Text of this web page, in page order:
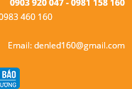
0903 920 047 - 0981 158 160
460 160
Email: denled160@gmail.com